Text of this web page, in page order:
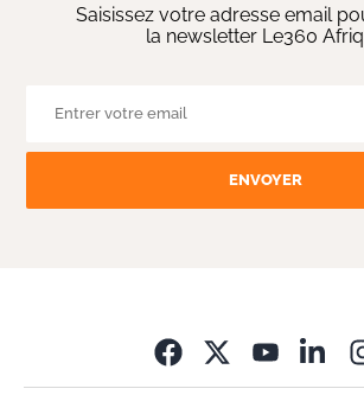
Saisissez votre adresse email
la newsletter Le360
ENVOYER